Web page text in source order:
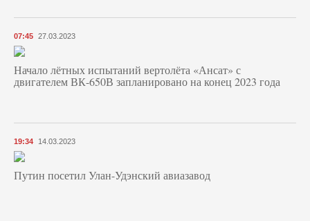
07:45 27.03.2023
Начало лётных испытаний вертолёта «Ансат» с
двигателем ВК-650В запланировано на конец 2023 года
19:34 14.03.2023
Путин посетил Улан-Удэнский авиазавод